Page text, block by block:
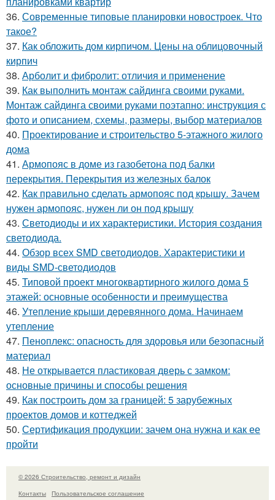
36. Современные типовые планировки новостроек. Что
такое?
37. Как обложить дом кирпичом. Цены на облицовочный
кирпич
38. Арболит и фибролит: отличия и применение
39. Как выполнить монтаж сайдинга своими руками.
Монтаж сайдинга своими руками поэтапно: инструкция с
фото и описанием, схемы, размеры, выбор материалов
40. Проектирование и строительство 5-этажного жилого
дома
41. Армопояс в доме из газобетона под балки
перекрытия. Перекрытия из железных балок
42. Как правильно сделать армопояс под крышу. Зачем
нужен армопояс, нужен ли он под крышу
43. Светодиоды и их характеристики. История создания
светодиода.
44. Обзор всех SMD светодиодов. Характеристики и
виды SMD-светодиодов
45. Типовой проект многоквартирного жилого дома 5
этажей: основные особенности и преимущества
46. Утепление крыши деревянного дома. Начинаем
утепление
47. Пеноплекс: опасность для здоровья или безопасный
материал
48. Не открывается пластиковая дверь с замком:
основные причины и способы решения
49. Как построить дом за границей: 5 зарубежных
проектов домов и коттеджей
50. Сертификация продукции: зачем она нужна и как ее
пройти
© 2026 Строительство, ремонт и дизайн
Контакты
Пользовательское соглашение